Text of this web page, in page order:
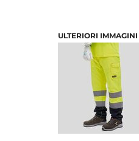
ULTERIORI IMMAGINI